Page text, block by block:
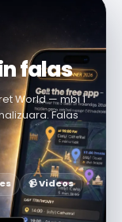
falas
World — mbi 1
Falas
📹 Videos